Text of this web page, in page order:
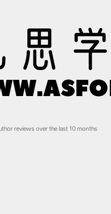
reviews over the last 10 months